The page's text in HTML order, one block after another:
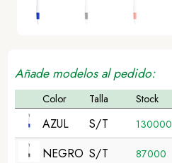
Añade modelos al pedido:
Color Talla Stock
AZUL S/T 130000
NEGRO S/T 87000